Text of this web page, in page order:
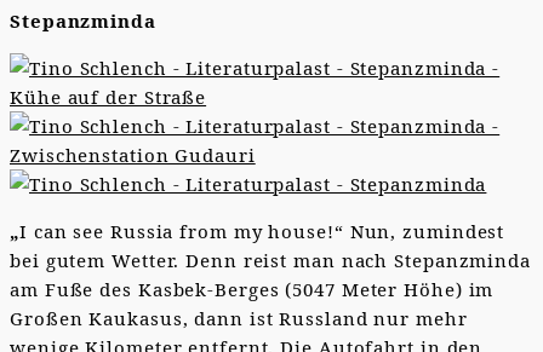
Stepanzminda
„I can see Russia from my house!“ Nun, zumindest
bei gutem Wetter. Denn reist man nach Stepanzminda
am Fuße des Kasbek-Berges (5047 Meter Höhe) im
Großen Kaukasus, dann ist Russland nur mehr